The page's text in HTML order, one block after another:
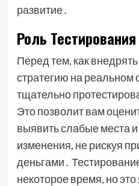
развитие․
Роль Тестирования
Перед тем, как
стратегию на реальном
тщательно
Это позволит вам
выявить слабые места
изменения, не рискуя
деньгами․
некоторое время, но это